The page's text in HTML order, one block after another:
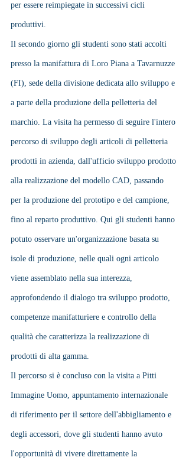
per essere reimpiegate in successivi cicli
produttivi.
Il secondo giorno gli studenti sono stati accolti
presso la manifattura di Loro Piana a Tavarnuzze
(FI), sede della divisione dedicata allo sviluppo e
a parte della produzione della pelletteria del
marchio. La visita ha permesso di seguire l'intero
percorso di sviluppo degli articoli di pelletteria
prodotti in azienda, dall'ufficio sviluppo prodotto
alla realizzazione del modello CAD, passando
per la produzione del prototipo e del campione,
fino al reparto produttivo. Qui gli studenti hanno
potuto osservare un'organizzazione basata su
isole di produzione, nelle quali ogni articolo
viene assemblato nella sua interezza,
approfondendo il dialogo tra sviluppo prodotto,
competenze manifatturiere e controllo della
qualità che caratterizza la realizzazione di
prodotti di alta gamma.
Il percorso si è concluso con la visita a Pitti
Immagine Uomo, appuntamento internazionale
di riferimento per il settore dell'abbigliamento e
degli accessori, dove gli studenti hanno avuto
l'opportunità di vivere direttamente la